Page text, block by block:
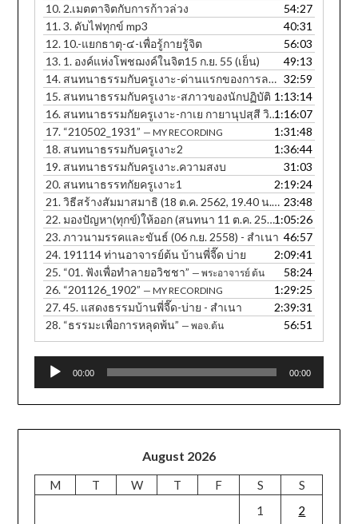
10. 2.เมตตาจิตกับการก้าวล่วง
54:27
11.3. ดับไฟทุกข์ mp3
40:31
12. 10.-แยกธาตุ-๔-เพื่อรู้กายรู้จิต
56:03
13. 1. องค์แห่งโพชฌงค์ในจิต15 ก.ย. 55 (เย็น)
49:13
14. สนทนาธรรมกับครูเงาะ-ด่านแรกของการละกิเลส
32:59
15. สนทนาธรรมกับครูเงาะ-สภาวของนักปฏิบัติ 1:13:14
16. สนทนาธรรมกัยครูเงาะ-กาเย กายานุปสฺสี วิหรติ 1:16:07
17. “210502_1931” — MY RECORDING
1:31:48
18. สนทนาธรรมกับครูเงาะ2
1:36:44
19. สนทนาธรรมกับครูเงาะ.ความสงบ
31:03
20. สนทนาธรรทกัยครูเงาะ1
2:19:24
21.วิธีสร้างสัมมาสมาธิ (18 ต.ค. 2562, 19.40 น. ภาษาอีสาน)
23:48
22. มองปัญหา(ทุกข์)ให้ออก (สนทนา 11 ต.ค. 2560, 12.30 น.) - สำเนา 1:05:26
23.ภาวนามรรคและขันธ์ (06 ก.ย. 2558) - สำเนา 46:57
24. 191114 ท่านอาจารย์ต้น บ้านพี่จี๊ด บ่าย
2:09:41
25. “01. ฟังเพื่อทำลายอวิชชา” — พระอาจารย์ ต้น
58:24
26. “201126_1902” — MY RECORDING
1:29:25
27.45. แสดงธรรมบ้านพี่จี๊ด-บ่าย - สำเนา
2:39:31
28. “ธรรมะเพื่อการหลุดพ้น” — พอจ.ต้น 56:51
Audio
00:00 00:00
August 2026
M T W T F S
S
1
2